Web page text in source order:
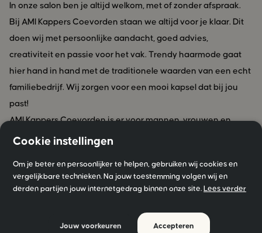
In onze salon ben je altijd welkom, met of zonder afspraak.
Bij AMI Kappers Coevorden staan we altijd voor je klaar. Dit
doen wij met persoonlijke aandacht, goed advies,
creativiteit en passie voor het vak. Trendy haarmode gaat
hier hand in hand met de traditionele waarden van een echt
familiebedrijf. Wij zorgen voor een mooi kapsel dat bij jou
past!
AMI Kappers Coevorden is er voor mannen, vrouwen en
natuurlijk ook voor kinderen. Onze medewerkers zijn altijd
permanent en highlights tot slechts de uitgroei bijwerken, de
haarstylisten van AMI Kappers zijn van alle markten thuis en
Wij zijn AMI Kappers Coevorden en wij geloven dat het
Cookie instellingen
Om je beter en persoonlijker te helpen, gebruiken wij cookies en
vergelijkbare technieken. Na jouw toestemming volgen wij en
derden partijen jouw internetgedrag binnen onze site. Lees verder
Accepteren
Jouw voorkeuren